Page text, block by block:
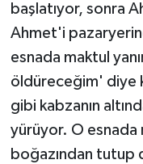
başlatıyor, sonra
Ahmet'i
esnada maktul
öldüreceğim' diye
gibi kabzanın
yürüyor. O
boğazından tutup